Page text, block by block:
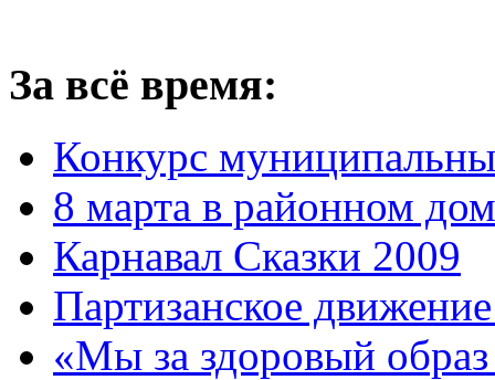
За всё время:
Конкурс
8 марта в районном
Карнавал Сказки 2009
Партизанское
«Мы за здоровый